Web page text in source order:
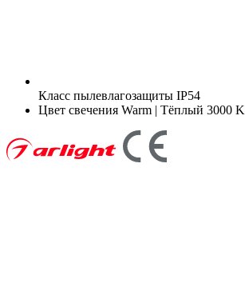
Класс пылевлагозащиты IP54
Цвет свечения Warm | Тёплый 3000 K